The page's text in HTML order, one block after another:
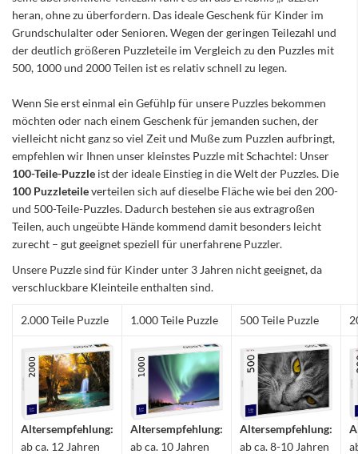
heran, ohne zu überfordern. Das ideale Geschenk für Kinder im
Grundschulalter oder Senioren. Wegen der geringen Teilezahl und
der deutlich größeren Puzzleteile im Vergleich zu den Puzzles mit
500, 1000 und 2000 Teilen ist es relativ schnell zu legen.
Wenn Sie erst einmal ein Gefühlp für unsere Puzzles bekommen
möchten oder nach einem Geschenk für jemanden suchen, der
vielleicht nicht ganz so viel Zeit und Muße zum Puzzlen aufbringt,
empfehlen wir Ihnen unser kleinstes Puzzle mit Schachtel: Unser
100-Teile-Puzzle ist der ideale Einstieg in die Welt der Puzzles. Die
100 Puzzleteileverteilen sich auf dieselbe Fläche wie bei den 200-
und 500-Teile-Puzzles. Dadurch bestehen sie aus extragroßen
Teilen, auch ungeübte Hände kommend damit besonders leicht
zurecht – gut geeignet speziell für unerfahrene Puzzler.
Unsere Puzzle sind für Kinder unter 3 Jahren nicht geeignet, da
verschluckbare Kleinteile enthalten sind.
2.000 Teile Puzzle 1.000 Teile Puzzle 500 Teile Puzzle
Altersempfehlung:
ab ca. 12 Jahren
Altersempfehlung:
ab ca. 10 Jahren
Altersempfehlung:
ab ca. 8-10 Jahren